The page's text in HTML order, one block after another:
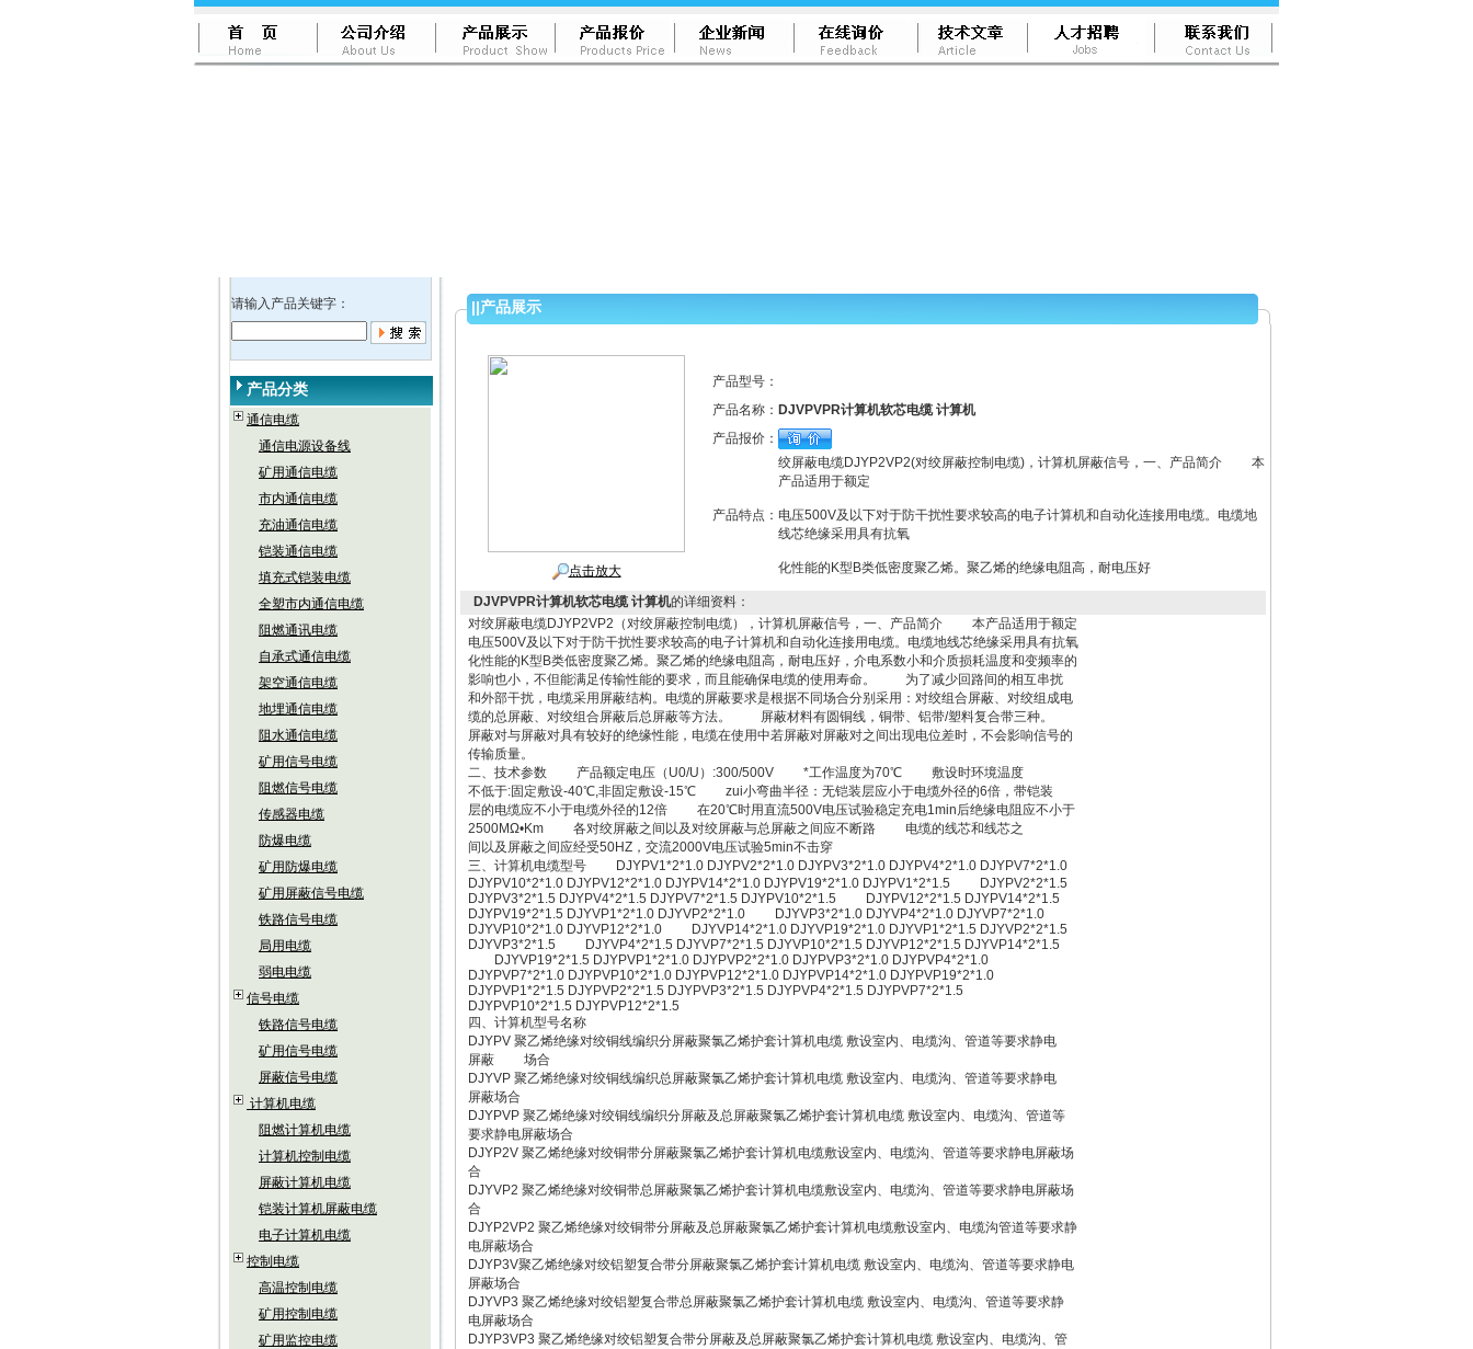
请输入产品关键字：
产品分类
通信电缆
通信电源设备线
矿用通信电缆
市内通信电缆
充油通信电缆
铠装通信电缆
填充式铠装电缆
全塑市内通信电缆
阻燃通讯电缆
自承式通信电缆
架空通信电缆
地埋通信电缆
阻水通信电缆
矿用信号电缆
阻燃信号电缆
传感器电缆
防爆电缆
矿用防爆电缆
矿用屏蔽信号电缆
铁路信号电缆
局用电缆
弱电电缆
信号电缆
铁路信号电缆
矿用信号电缆
屏蔽信号电缆
计算机电缆
阻燃计算机电缆
计算机控制电缆
屏蔽计算机电缆
铠装计算机屏蔽电缆
电子计算机电缆
控制电缆
高温控制电缆
矿用控制电缆
矿用监控电缆
||产品展示
点击放大
产品型号：
产品名称： DJVPVPR计算机软芯电缆 计算机
产品报价：
产品特点：
绞屏蔽电缆DJYP2VP2(对绞屏蔽控制电缆)，计算机屏蔽信号，一、产品简介 本
产品适用于额定
电压500V及以下对于防干扰性要求较高的电子计算机和自动化连接用电缆。电缆地
线芯绝缘采用具有抗氧
化性能的K型B类低密度聚乙烯。聚乙烯的绝缘电阻高，耐电压好
DJVPVPR计算机软芯电缆 计算机的详细资料：
对绞屏蔽电缆DJYP2VP2（对绞屏蔽控制电缆），计算机屏蔽信号，一、产品简介 本产品适用于额定
电压500V及以下对于防干扰性要求较高的电子计算机和自动化连接用电缆。电缆地线芯绝缘采用具有抗氧
化性能的K型B类低密度聚乙烯。聚乙烯的绝缘电阻高，耐电压好，介电系数小和介质损耗温度和变频率的
影响也小，不但能满足传输性能的要求，而且能确保电缆的使用寿命。 为了减少回路间的相互串扰
和外部干扰，电缆采用屏蔽结构。电缆的屏蔽要求是根据不同场合分别采用：对绞组合屏蔽、对绞组成电
缆的总屏蔽、对绞组合屏蔽后总屏蔽等方法。 屏蔽材料有圆铜线，铜带、铝带/塑料复合带三种。
屏蔽对与屏蔽对具有较好的绝缘性能，电缆在使用中若屏蔽对屏蔽对之间出现电位差时，不会影响信号的
传输质量。
二、技术参数 产品额定电压（U0/U）:300/500V *工作温度为70℃ 敷设时环境温度
不低于:固定敷设-40℃,非固定敷设-15℃ zui小弯曲半径：无铠装层应小于电缆外径的6倍，带铠装
层的电缆应不小于电缆外径的12倍 在20℃时用直流500V电压试验稳定充电1min后绝缘电阻应不小于
2500MΩ•Km 各对绞屏蔽之间以及对绞屏蔽与总屏蔽之间应不断路 电缆的线芯和线芯之
间以及屏蔽之间应经受50HZ，交流2000V电压试验5min不击穿
三、计算机电缆型号 DJYPV1*2*1.0 DJYPV2*2*1.0 DJYPV3*2*1.0 DJYPV4*2*1.0 DJYPV7*2*1.0
DJYPV10*2*1.0 DJYPV12*2*1.0 DJYPV14*2*1.0 DJYPV19*2*1.0 DJYPV1*2*1.5 DJYPV2*2*1.5
DJYPV3*2*1.5 DJYPV4*2*1.5 DJYPV7*2*1.5 DJYPV10*2*1.5 DJYPV12*2*1.5 DJYPV14*2*1.5
DJYPV19*2*1.5 DJYVP1*2*1.0 DJYVP2*2*1.0 DJYVP3*2*1.0 DJYVP4*2*1.0 DJYVP7*2*1.0
DJYVP10*2*1.0 DJYVP12*2*1.0 DJYVP14*2*1.0 DJYVP19*2*1.0 DJYVP1*2*1.5 DJYVP2*2*1.5
DJYVP3*2*1.5 DJYVP4*2*1.5 DJYVP7*2*1.5 DJYVP10*2*1.5 DJYVP12*2*1.5 DJYVP14*2*1.5
DJYVP19*2*1.5 DJYPVP1*2*1.0 DJYPVP2*2*1.0 DJYPVP3*2*1.0 DJYPVP4*2*1.0
DJYPVP7*2*1.0 DJYPVP10*2*1.0 DJYPVP12*2*1.0 DJYPVP14*2*1.0 DJYPVP19*2*1.0
DJYPVP1*2*1.5 DJYPVP2*2*1.5 DJYPVP3*2*1.5 DJYPVP4*2*1.5 DJYPVP7*2*1.5
DJYPVP10*2*1.5 DJYPVP12*2*1.5
四、计算机型号名称
DJYPV 聚乙烯绝缘对绞铜线编织分屏蔽聚氯乙烯护套计算机电缆 敷设室内、电缆沟、管道等要求静电
屏蔽 场合
DJYVP 聚乙烯绝缘对绞铜线编织总屏蔽聚氯乙烯护套计算机电缆 敷设室内、电缆沟、管道等要求静电
屏蔽场合
DJYPVP 聚乙烯绝缘对绞铜线编织分屏蔽及总屏蔽聚氯乙烯护套计算机电缆 敷设室内、电缆沟、管道等
要求静电屏蔽场合
DJYP2V 聚乙烯绝缘对绞铜带分屏蔽聚氯乙烯护套计算机电缆敷设室内、电缆沟、管道等要求静电屏蔽场
合
DJYVP2 聚乙烯绝缘对绞铜带总屏蔽聚氯乙烯护套计算机电缆敷设室内、电缆沟、管道等要求静电屏蔽场
合
DJYP2VP2 聚乙烯绝缘对绞铜带分屏蔽及总屏蔽聚氯乙烯护套计算机电缆敷设室内、电缆沟管道等要求静
电屏蔽场合
DJYP3V聚乙烯绝缘对绞铝塑复合带分屏蔽聚氯乙烯护套计算机电缆 敷设室内、电缆沟、管道等要求静电
屏蔽场合
DJYVP3 聚乙烯绝缘对绞铝塑复合带总屏蔽聚氯乙烯护套计算机电缆 敷设室内、电缆沟、管道等要求静
电屏蔽场合
DJYP3VP3 聚乙烯绝缘对绞铝塑复合带分屏蔽及总屏蔽聚氯乙烯护套计算机电缆 敷设室内、电缆沟、管